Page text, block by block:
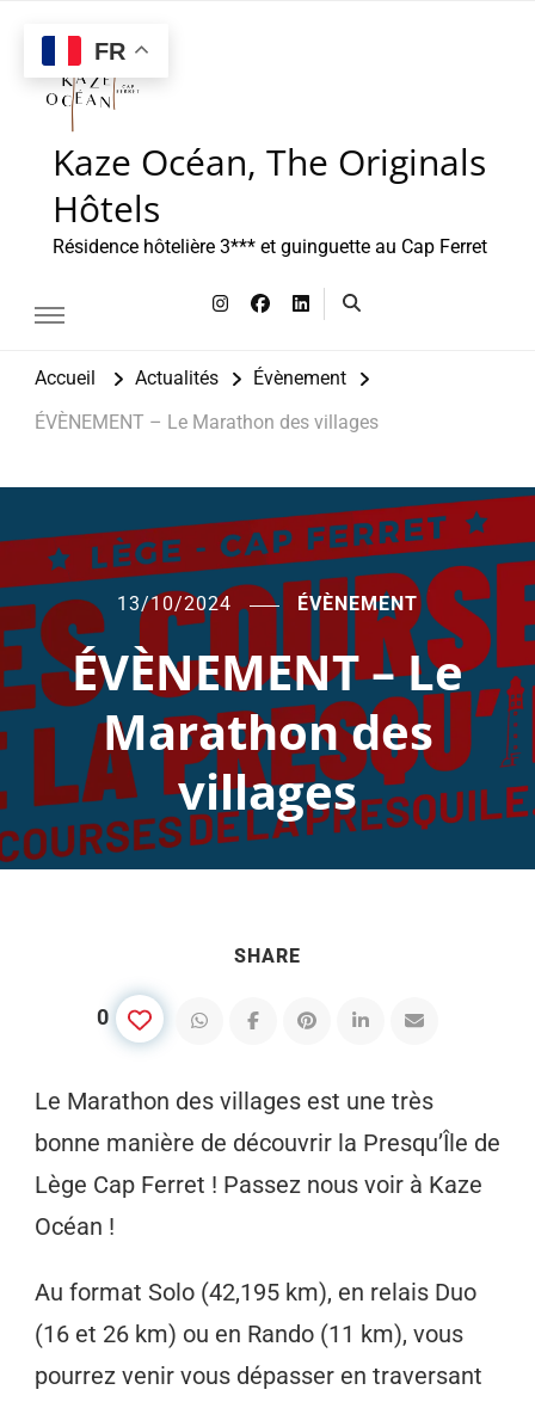
Kaze Océan, The Originals
Hôtels
Résidence hôtelière 3*** et guinguette au Cap Ferret
Accueil Actualités Évènement
ÉVÈNEMENT – Le Marathon des villages
13/10/2024 ÉVÈNEMENT
ÉVÈNEMENT – Le
Marathon des
villages
SHARE
0
Le Marathon des villages est une très
bonne manière de découvrir la Presqu’Île de
Lège Cap Ferret ! Passez nous voir à Kaze
Océan !
Au format Solo (42,195 km), en relais Duo
(16 et 26 km) ou en Rando (11 km), vous
pourrez venir vous dépasser en traversant
FR